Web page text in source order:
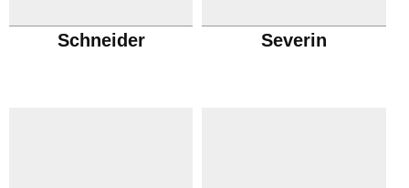
Schneider Severin